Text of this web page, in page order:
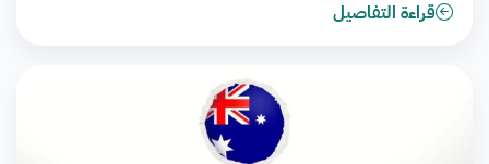
قراءة التفاصيل